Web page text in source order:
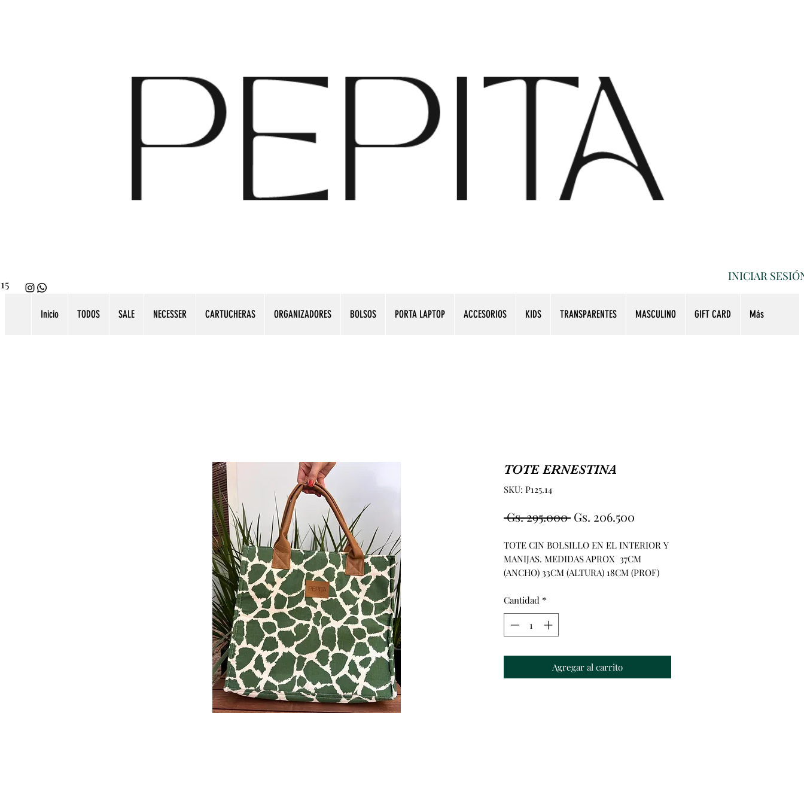
INICIAR
Inicio TODOS SALE NECESSER CARTUCHERAS ORGANIZADORES BOLSOS PORTA LAPTOP ACCESORIOS KIDS TRANSPARENTES MASCULINO GIFT CARD Más
TOTE ERNESTINA
SKU: P125.14
Gs. 295.000 Precio
Gs. 206.500
oferta
TOTE CIN BOLSILLO EN EL INTERIOR Y
MANIJAS. MEDIDAS APROX  37CM
(ANCHO) 33CM (ALTURA) 18CM (PROF)
Cantidad *
Agregar al carrito